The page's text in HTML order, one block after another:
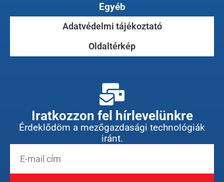
Egyéb
Adatvédelmi tájékoztató
Oldaltérkép
Iratkozzon fel hírlevelünkre
Érdeklődöm a mezőgazdasági technológiák
iránt.